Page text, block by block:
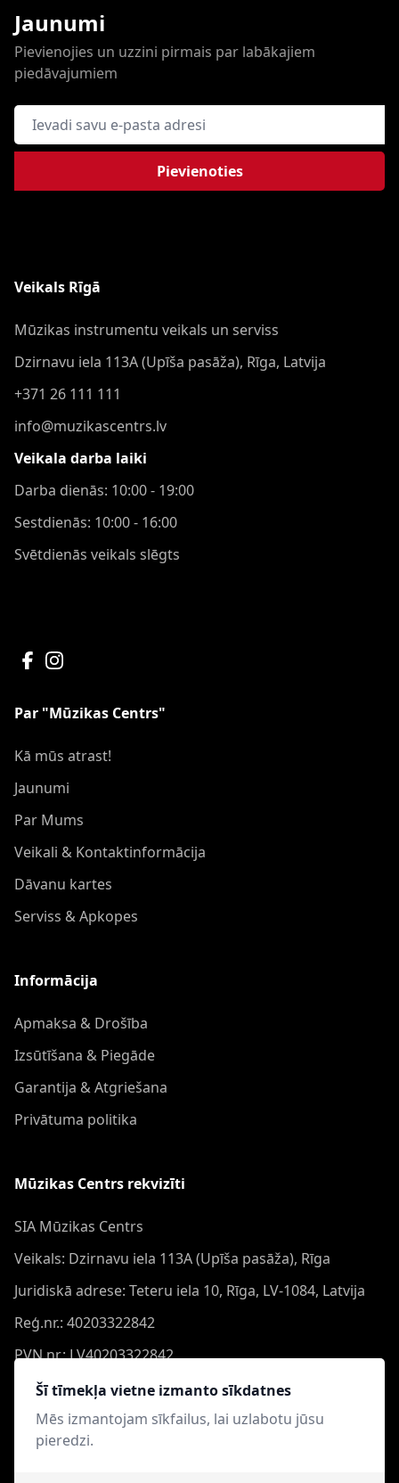
Šī tīmekļa vietne izmanto sīkdatnes
Mēs izmantojam sīkfailus, lai uzlabotu jūsu
pieredzi.
Jaunumi
Pievienojies un uzzini pirmais par labākajiem
piedāvajumiem
E-pasta adrese
Pievienoties
Veikals Rīgā
Mūzikas instrumentu veikals un serviss
Dzirnavu iela 113A (Upīša pasāža), Rīga, Latvija
+371 26 111 111
info@muzikascentrs.lv
Veikala darba laiki
Darba dienās: 10:00 - 19:00
Sestdienās: 10:00 - 16:00
Svētdienās veikals slēgts
Par "Mūzikas Centrs"
Kā mūs atrast!
Jaunumi
Par Mums
Veikali & Kontaktinformācija
Dāvanu kartes
Serviss & Apkopes
Informācija
Apmaksa & Drošība
Izsūtīšana & Piegāde
Garantija & Atgriešana
Privātuma politika
Mūzikas Centrs rekvizīti
SIA Mūzikas Centrs
Veikals: Dzirnavu iela 113A (Upīša pasāža), Rīga
Juridiskā adrese: Teteru iela 10, Rīga, LV-1084, Latvija
Reģ.nr.: 40203322842
PVN nr.: LV40203322842
Banka: Swedbank AS
Konts: LV44HABA0551050864473
Swift: HABALV22